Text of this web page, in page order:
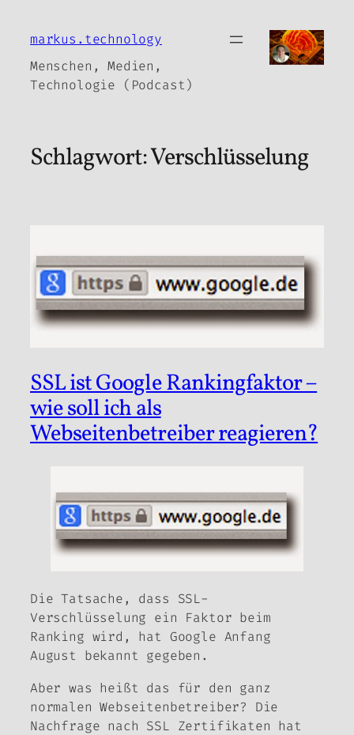
Inhalt
markus.technology
Menschen, Medien,
Technologie (Podcast)
Schlagwort:Verschlüsselung
SSL ist Google Rankingfaktor –
wie soll ich als
Webseitenbetreiber reagieren?
Die Tatsache, dass SSL-
Verschlüsselung ein Faktor beim
Ranking wird, hat Google Anfang
August bekannt gegeben.
Aber was heißt das für den ganz
normalen Webseitenbetreiber? Die
Nachfrage nach SSL Zertifikaten hat